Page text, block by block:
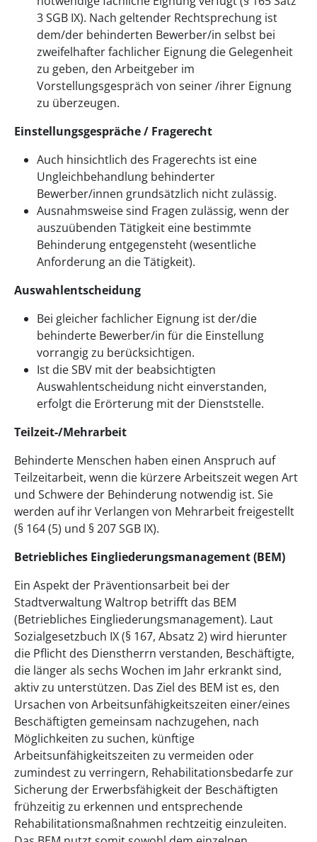
3 SGB IX). Nach geltender Rechtsprechung ist
dem/der behinderten Bewerber/in selbst bei
zweifelhafter fachlicher Eignung die Gelegenheit
zu geben, den Arbeitgeber im
Vorstellungsgespräch von seiner /ihrer Eignung
zu überzeugen.
Einstellungsgespräche / Fragerecht
Auch hinsichtlich des Fragerechts ist eine
Ungleichbehandlung behinderter
Bewerber/innen grundsätzlich nicht zulässig.
Ausnahmsweise sind Fragen zulässig, wenn der
auszuübenden Tätigkeit eine bestimmte
Behinderung entgegensteht (wesentliche
Anforderung an die Tätigkeit).
Auswahlentscheidung
Bei gleicher fachlicher Eignung ist der/die
behinderte Bewerber/in für die Einstellung
vorrangig zu berücksichtigen.
Ist die SBV mit der beabsichtigten
Auswahlentscheidung nicht einverstanden,
erfolgt die Erörterung mit der Dienststelle.
Teilzeit-/Mehrarbeit
Behinderte Menschen haben einen Anspruch auf
Teilzeitarbeit, wenn die kürzere Arbeitszeit wegen Art
und Schwere der Behinderung notwendig ist. Sie
werden auf ihr Verlangen von Mehrarbeit freigestellt
(§ 164 (5) und § 207 SGB IX).
Betriebliches Eingliederungsmanagement (BEM)
Ein Aspekt der Präventionsarbeit bei der
Stadtverwaltung Waltrop betrifft das BEM
(Betriebliches Eingliederungsmanagement). Laut
Sozialgesetzbuch IX (§ 167, Absatz 2) wird hierunter
die Pflicht des Dienstherrn verstanden, Beschäftigte,
die länger als sechs Wochen im Jahr erkrankt sind,
aktiv zu unterstützen. Das Ziel des BEM ist es, den
Ursachen von Arbeitsunfähigkeitszeiten einer/eines
Beschäftigten gemeinsam nachzugehen, nach
Möglichkeiten zu suchen, künftige
Arbeitsunfähigkeitszeiten zu vermeiden oder
zumindest zu verringern, Rehabilitationsbedarfe zur
Sicherung der Erwerbsfähigkeit der Beschäftigten
frühzeitig zu erkennen und entsprechende
Rehabilitationsmaßnahmen rechtzeitig einzuleiten.